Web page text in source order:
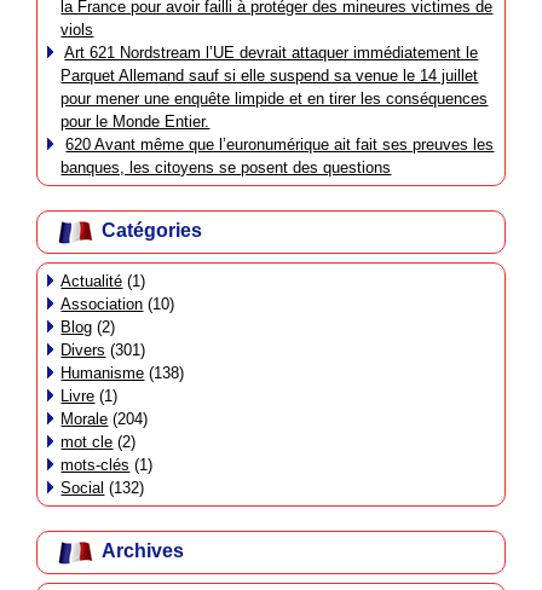
la France pour avoir failli à protéger des mineures victimes de
viols
Art 621 Nordstream l’UE devrait attaquer immédiatement le
Parquet Allemand sauf si elle suspend sa venue le 14 juillet
pour mener une enquête limpide et en tirer les conséquences
pour le Monde Entier.
620 Avant même que l’euronumérique ait fait ses preuves les
banques, les citoyens se posent des questions
Catégories
Actualité (1)
Association (10)
Blog (2)
Divers (301)
Humanisme (138)
Livre (1)
Morale (204)
mot cle (2)
mots-clés (1)
Social (132)
Archives